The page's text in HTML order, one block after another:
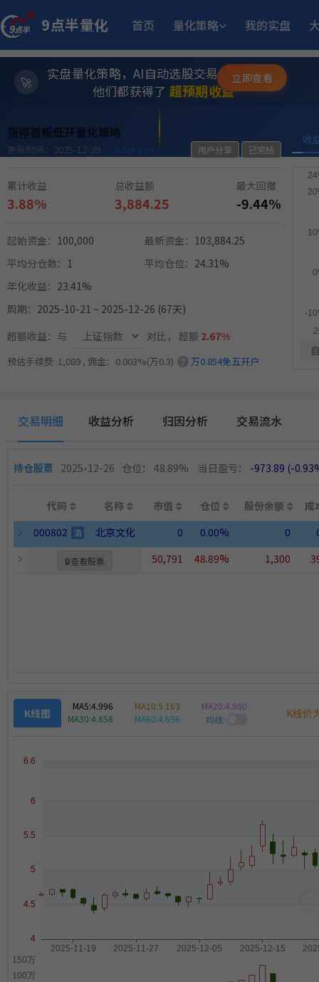
9点半量化 首页 量化策略 我的实盘
✨
💫
实盘量化策略，AI自动选股交易，躺赚模式
他们都获得了 超预期收益
11月25日开始实盘 多重止损优化成长量化策略 收益
9月23日开始实盘 多重止损优化成长量化策略 收益
11月6日开始实盘 多重止损优化成长量化策略
9月2日开始实盘 稳健黑马精选量化策略 收益 12.05%
稳健黑马精选量化策略
立即查看
涨停首板低开量化策略
更新时间：2025-12-29 Adair Lee 用户分享 已完结
累计收益
3.88%
总收益额
3,884.25
最大回撤
-9.44%
起始资金： 100,000 最新资金： 103,884.25
平均分仓数： 1 平均仓位： 24.31%
年化收益： 23.41%
周期： 2025-10-21 ~ 2025-12-26 (67天)
超额收益：与
对比， 超额 2.67%
预估手续费: 1,089 , 佣金：0.003%(万0.3) ? 万0.854免五开户
收
交易明细 收益分析 归因分析 交易流水
持仓股票 2025-12-26 仓位： 48.89% 当日盈亏： -973.89 (-
代码 名称 市值 仓位 股份余额
成
000802 清 北京文化 0 0.00% 0
🔒查看股票 50,791 48.89% 1,300
K线图
MA5:4.996 MA10:5.163 MA20:4.980
MA30:4.858 MA60:4.696 均线: K线价